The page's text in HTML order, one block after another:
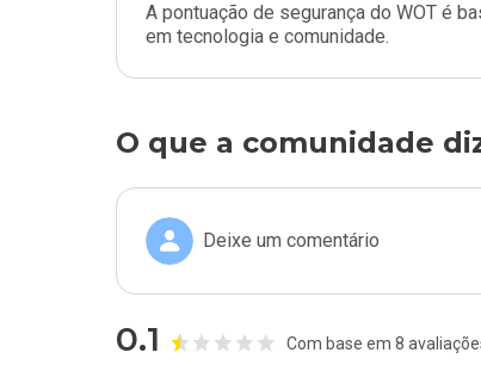
A pontuação de segurança do WOT é
em tecnologia e comunidade.
O que a comunidade
Deixe um comentário
0.1 Com base em 8